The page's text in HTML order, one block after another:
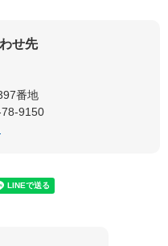
せ先
番地
9150